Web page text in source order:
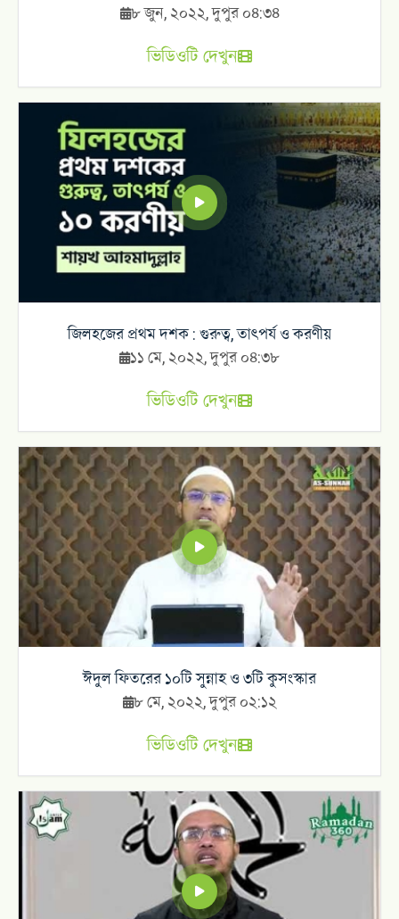
৮ জুন, ২০২২, দুপুর ০৪:৩৪
ভিডিওটি দেখুন
জিলহজের প্রথম দশক : গুরুত্ব, তাৎপর্য ও করণীয়
১১ মে, ২০২২, দুপুর ০৪:৩৮
ভিডিওটি দেখুন
ঈদুল ফিতরের ১০টি সুন্নাহ ও ৩টি কুসংস্কার
৮ মে, ২০২২, দুপুর ০২:১২
ভিডিওটি দেখুন